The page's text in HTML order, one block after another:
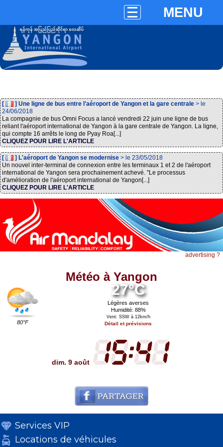
MENU
[ ] Une ligne de bus entre l'aéroport de Yangon et la gare centrale > le
24/06/2018
La compagnie de bus Omni Focus a lancé vendredi 22 juin une ligne de bus
reliant l'aéroport international de Yangon à la gare centrale de Yangon. La ligne,
qui compte 16 arrêts le long de Pyay Roa[...]
CLIQUEZ POUR LIRE L'ARTICLE
[ ] L'aéroport de Yangon se modernise > le 23/05/2018
Un nouvel inter-terminal de connexion entre les terminaux 1 et 2 de l'aéroport
international de Yangon sera prochainement achevé. "Le processus
d'amélioration de l'aéroport international de Yangon[...]
CLIQUEZ POUR LIRE L'ARTICLE
advertising ?
Météo à Yangon
80°F
27°C
Légères averses
Humidité: 88%
Vent: SSW à 12km/h
Détail et prévisions
dim. 9 août
Services VIP
Locations de véhicules